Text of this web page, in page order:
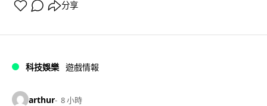
分享
科技娛樂 遊戲情報
arthur 8 小時